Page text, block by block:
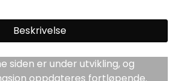
Beskrivelse
siden er under utvikling, og
oppdateres fortløpende.